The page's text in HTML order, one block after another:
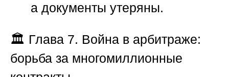
а документы утеряны.
🏛️ Глава 7. Война в арбитраже:
борьба за многомиллионные